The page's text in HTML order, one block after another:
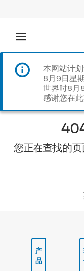
本网站计
8月9日星
世界时8月
感谢您在此
您正在查找的页
产
品